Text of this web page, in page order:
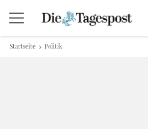
Startseite Politik